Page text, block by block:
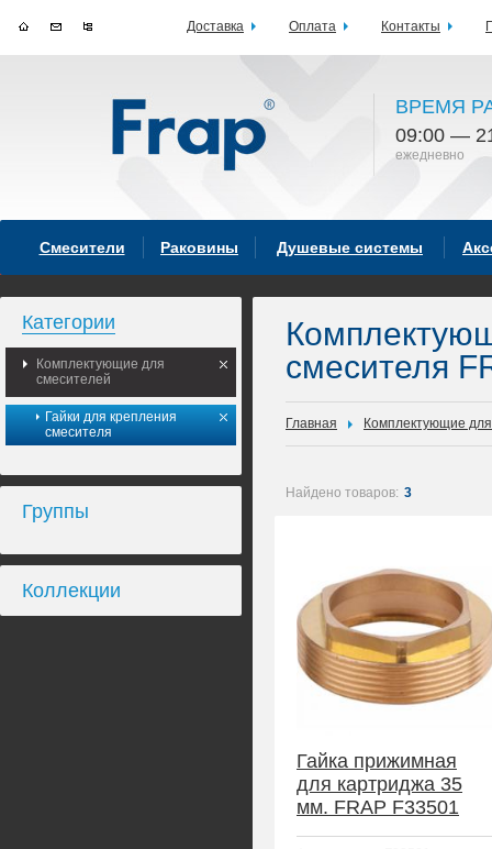
ВРЕМЯ
09:00 —
ежедневно
Смесители Раковины Душевые системы
Категории
Комплектующие для
смесителей
Гайки для крепления
смесителя
Группы
Коллекции
смесителя
Главная Комплектующие
Найдено товаров: 3
Гайка прижимная
для картриджа 35
мм. FRAP F33501
Доставка Оплата Контакты